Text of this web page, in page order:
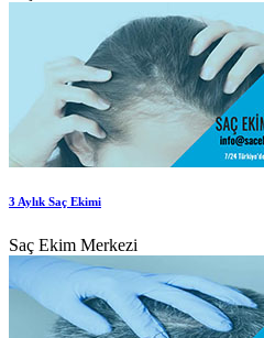
3 Aylık Saç Ekimi
Saç Ekim Merkezi